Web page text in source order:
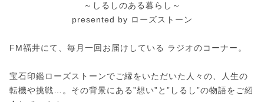
～しるしのある暮らし～
presented by ローズストーン
FM福井にて、毎月一回お届けしている ラジオのコーナー。
宝石印鑑ローズストーンでご縁をいただいた人々の、人生の
転機や挑戦…。その背景にある”想い”と”しるし”の物語をご紹